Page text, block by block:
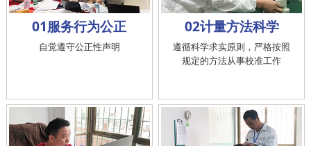
01服务行为公正
自觉遵守公正性声明
02计量方法科学
遵循科学求实原则，严格按照
规定的方法从事校准工作